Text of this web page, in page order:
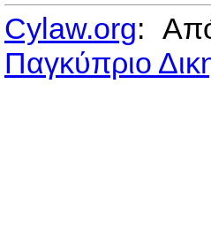
Cylaw.org:
Παγκύπριο